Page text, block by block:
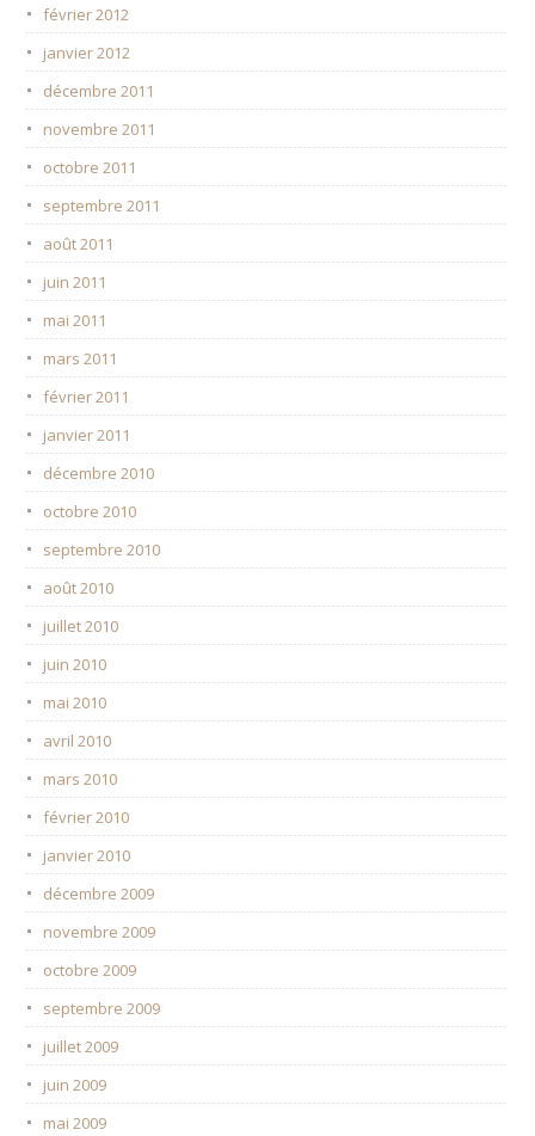
février 2012
janvier 2012
décembre 2011
novembre 2011
octobre 2011
septembre 2011
août 2011
juin 2011
mai 2011
mars 2011
février 2011
janvier 2011
décembre 2010
octobre 2010
septembre 2010
août 2010
juillet 2010
juin 2010
mai 2010
avril 2010
mars 2010
février 2010
janvier 2010
décembre 2009
novembre 2009
octobre 2009
septembre 2009
juillet 2009
juin 2009
mai 2009